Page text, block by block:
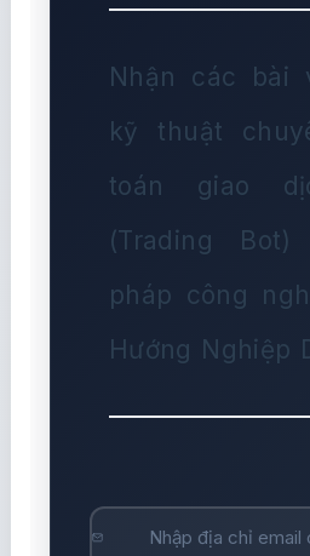
Nhận các bài
kỹ thuật
toán giao
(Trading
pháp công
Hướng Nghiệp